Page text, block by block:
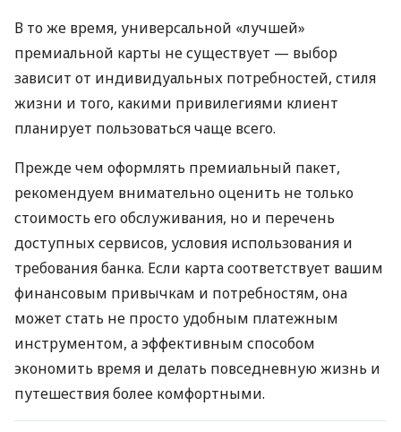
В то же время, универсальной «лучшей»
премиальной карты не существует — выбор
зависит от индивидуальных потребностей, стиля
жизни и того, какими привилегиями клиент
планирует пользоваться чаще всего.
Прежде чем оформлять премиальный пакет,
рекомендуем внимательно оценить не только
стоимость его обслуживания, но и перечень
доступных сервисов, условия использования и
требования банка. Если карта соответствует вашим
финансовым привычкам и потребностям, она
может стать не просто удобным платежным
инструментом, а эффективным способом
экономить время и делать повседневную жизнь и
путешествия более комфортными.